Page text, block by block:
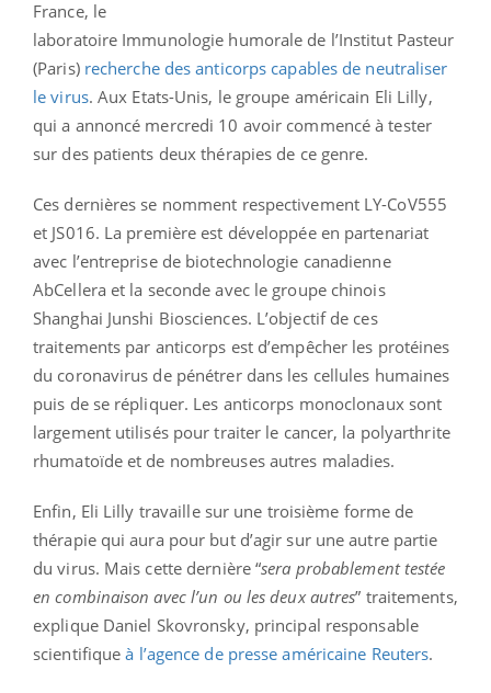
France, le
laboratoire Immunologie humorale de l’Institut Pasteur
(Paris) recherche des anticorps capables de neutraliser
le virus. Aux Etats-Unis, le groupe américain Eli Lilly,
qui a annoncé mercredi 10 avoir commencé à tester
sur des patients deux thérapies de ce genre.
Ces dernières se nomment respectivement LY-CoV555
et JS016. La première est développée en partenariat
avec l’entreprise de biotechnologie canadienne
AbCellera et la seconde avec le groupe chinois
Shanghai Junshi Biosciences. L’objectif de ces
traitements par anticorps est d’empêcher les protéines
du coronavirus de pénétrer dans les cellules humaines
puis de se répliquer. Les anticorps monoclonaux sont
largement utilisés pour traiter le cancer, la polyarthrite
rhumatoïde et de nombreuses autres maladies.
Enfin, Eli Lilly travaille sur une troisième forme de
thérapie qui aura pour but d’agir sur une autre partie
du virus. Mais cette dernière “sera probablement testée
en combinaison avec l’un ou les deux autres” traitements,
explique Daniel Skovronsky, principal responsable
scientifiqueà l’agence de presse américaine Reuters.